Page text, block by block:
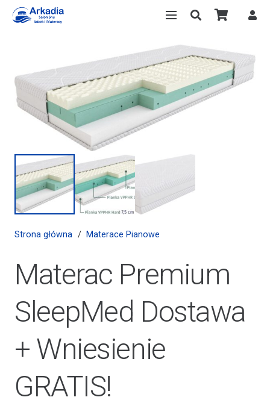
Strona główna / Materace Pianowe
Materac Premium
SleepMed Dostawa
+ Wniesienie
GRATIS!